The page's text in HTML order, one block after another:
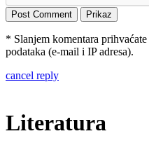
* Slanjem komentara
podataka (e-mail i IP adresa).
cancel reply
Literatura